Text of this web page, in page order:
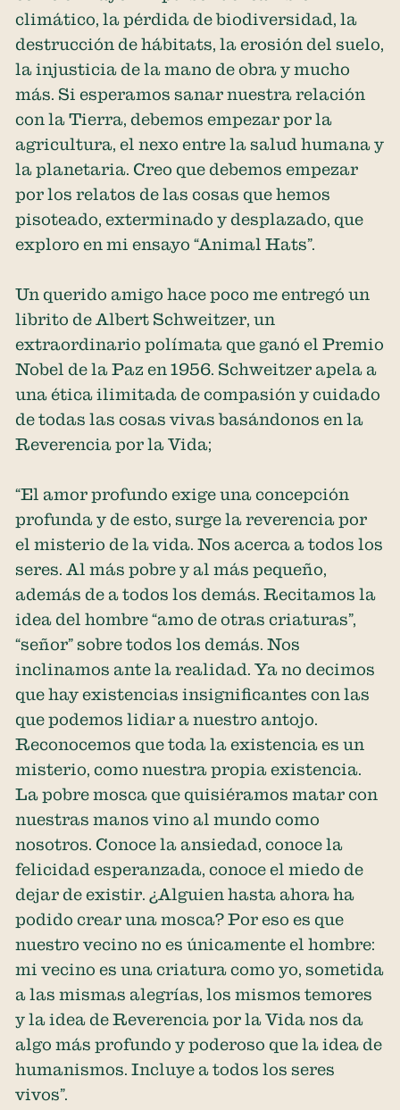
climático, la pérdida de biodiversidad, la
destrucción de hábitats, la erosión del suelo,
la injusticia de la mano de obra y mucho
más. Si esperamos sanar nuestra relación
con la Tierra, debemos empezar por la
agricultura, el nexo entre la salud humana y
la planetaria. Creo que debemos empezar
por los relatos de las cosas que hemos
pisoteado, exterminado y desplazado, que
exploro en mi ensayo “Animal Hats”.
Un querido amigo hace poco me entregó un
librito de Albert Schweitzer, un
extraordinario polímata que ganó el Premio
Nobel de la Paz en 1956. Schweitzer apela a
una ética ilimitada de compasión y cuidado
de todas las cosas vivas basándonos en la
Reverencia por la Vida;
“El amor profundo exige una concepción
profunda y de esto, surge la reverencia por
el misterio de la vida. Nos acerca a todos los
seres. Al más pobre y al más pequeño,
además de a todos los demás. Recitamos la
idea del hombre “amo de otras criaturas”,
“señor” sobre todos los demás. Nos
inclinamos ante la realidad. Ya no decimos
que hay existencias insignificantes con las
que podemos lidiar a nuestro antojo.
Reconocemos que toda la existencia es un
misterio, como nuestra propia existencia.
La pobre mosca que quisiéramos matar con
nuestras manos vino al mundo como
nosotros. Conoce la ansiedad, conoce la
felicidad esperanzada, conoce el miedo de
dejar de existir. ¿Alguien hasta ahora ha
podido crear una mosca? Por eso es que
nuestro vecino no es únicamente el hombre:
mi vecino es una criatura como yo, sometida
a las mismas alegrías, los mismos temores
y la idea de Reverencia por la Vida nos da
algo más profundo y poderoso que la idea de
humanismos. Incluye a todos los seres
vivos”.